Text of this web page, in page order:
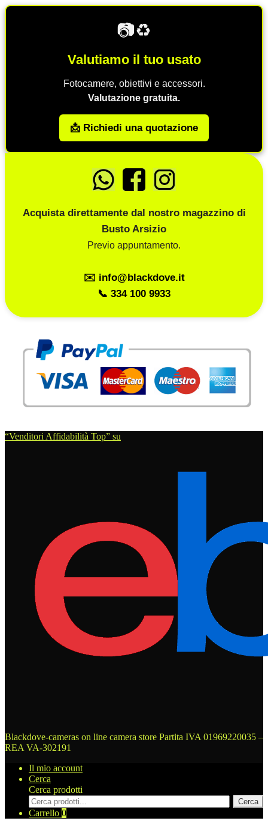
📷♻️
Valutiamo il tuo usato
Fotocamere, obiettivi e accessori.
Valutazione gratuita.
📩 Richiedi una quotazione
Acquista direttamente dal nostro magazzino di
Busto Arsizio
Previo appuntamento.
✉️ info@blackdove.it
📞 334 100 9933
“Venditori Affidabilità Top” su
Blackdove-cameras on line camera store Partita IVA 01969220035 –
REA VA-302191
Il mio account
Cerca
Cerca prodotti
Cerca
Carrello 0